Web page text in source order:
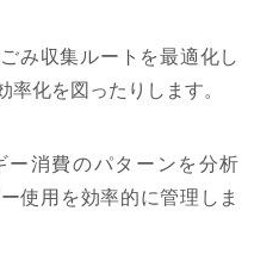
み収集ルートを最適化し
化を図ったりします。
ー消費のパターンを分析
使用を効率的に管理しま